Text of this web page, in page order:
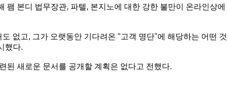
팸 본디 법무장관, 파텔, 본지노에 대한 강한 불만이 온라인상에
없고, 그가 오랫동안 기다려온 "고객 명단"에 해당하는 어떤 것
했다.
된 새로운 문서를 공개할 계획은 없다고 전했다.